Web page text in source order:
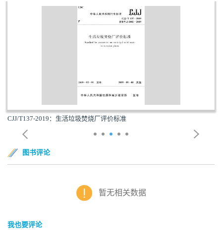
CJJ/T137-2019：生活垃圾焚烧厂评价标准
图书评论
暂无相关数据
我也要评论